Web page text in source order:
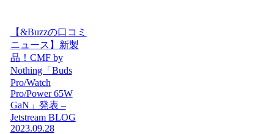
【&Buzzの口コミ
ニュース】新製
品！CMF by
Nothing「Buds
Pro/Watch
Pro/Power 65W
GaN」発表 –
Jetstream BLOG
2023.09.28